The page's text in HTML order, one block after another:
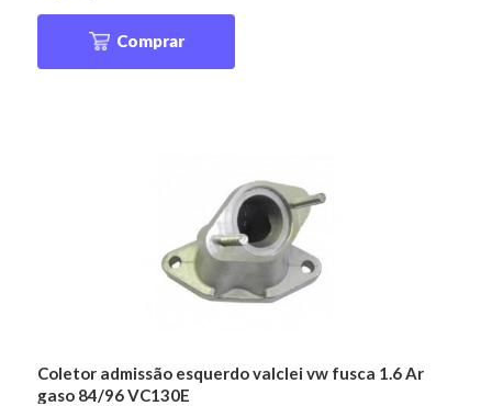
Comprar
Coletor admissão esquerdo valclei vw fusca 1.6 Ar
gaso 84/96 VC130E